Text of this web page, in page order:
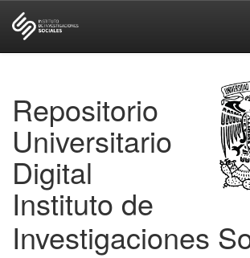
Repositorio
Universitario
Digital
Instituto de
Investigaciones